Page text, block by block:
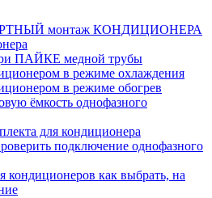
монтаж КОНДИЦИОНЕРА
ПАЙКЕ медной трубы
в режиме охлаждения
в режиме обогрев
ёмкость однофазного
для кондиционера
подключение однофазного
как выбрать, на